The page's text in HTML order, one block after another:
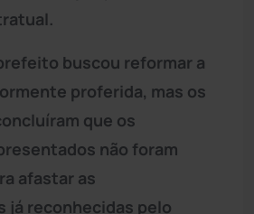
buscou reformar a
proferida, mas os
que os
não foram
afastar as
já reconhecidas pelo